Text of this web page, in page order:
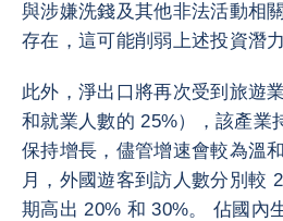
與涉嫌洗錢及其他非法活動相
存在，這可能削弱上述投資潛力
此外，淨出口將再次受到旅遊
和就業人數的 25%），該產業
保持增長，儘管增速會較為溫
月，外國遊客到訪人數分別較
期高出 20% 和 30%。 佔國內